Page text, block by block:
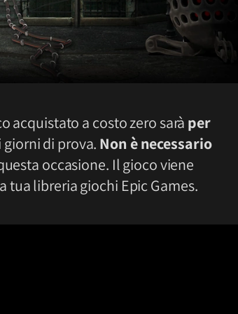
acquistato a costo zero sarà per
di prova. Non è necessario
occasione. Il gioco viene
tua libreria giochi Epic Games.